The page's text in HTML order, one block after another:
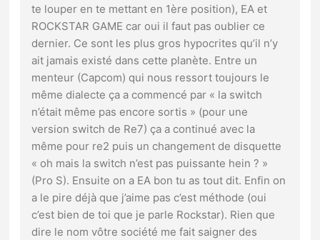
te louper en te mettant en 1ère position), EA et
ROCKSTAR GAME car oui il faut pas oublier ce
dernier. Ce sont les plus gros hypocrites qu’il n’y
ait jamais existé dans cette planète. Entre un
menteur (Capcom) qui nous ressort toujours le
même dialecte ça a commencé par « la switch
n’était même pas encore sortis » (pour une
version switch de Re7) ça a continué avec la
même pour re2 puis un changement de disquette
« oh mais la switch n’est pas puissante hein ? »
(Pro S). Ensuite on a EA bon tu as tout dit. Enfin on
a le pire déjà que j’aime pas c’est méthode (oui
c’est bien de toi que je parle Rockstar). Rien que
dire le nom vôtre société me fait saigner des